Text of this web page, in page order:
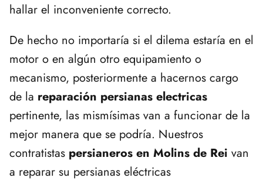
hallar el inconveniente correcto.
De hecho no importaría si el dilema estaría en el
motor o en algún otro equipamiento o
mecanismo, posteriormente a hacernos cargo
de la reparación persianas electricas
pertinente, las mismísimas van a funcionar de la
mejor manera que se podría. Nuestros
contratistas persianeros en Molins de Rei van
a reparar su persianas eléctricas